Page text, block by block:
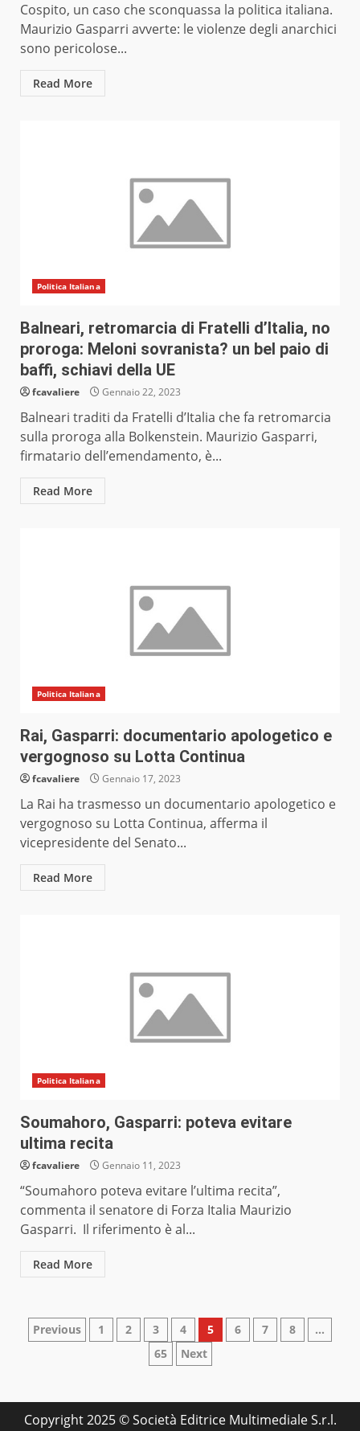
Cospito, un caso che sconquassa la politica italiana.
Maurizio Gasparri avverte: le violenze degli anarchici
sono pericolose...
Read More
Politica Italiana
Balneari, retromarcia di Fratelli d’Italia, no
proroga: Meloni sovranista? un bel paio di
baffi, schiavi della UE
fcavaliere Gennaio 22, 2023
Balneari traditi da Fratelli d’Italia che fa retromarcia
sulla proroga alla Bolkenstein. Maurizio Gasparri,
firmatario dell’emendamento, è...
Read More
Politica Italiana
Rai, Gasparri: documentario apologetico e
vergognoso su Lotta Continua
fcavaliere Gennaio 17, 2023
La Rai ha trasmesso un documentario apologetico e
vergognoso su Lotta Continua, afferma il
vicepresidente del Senato...
Read More
Politica Italiana
Soumahoro, Gasparri: poteva evitare
ultima recita
fcavaliere Gennaio 11, 2023
“Soumahoro poteva evitare l’ultima recita”,
commenta il senatore di Forza Italia Maurizio
Gasparri. Il riferimento è al...
Read More
Paginazione
articoli
Previous 1 2 3 4 5 6 7 8
…
65
Next
Copyright 2025 © Società Editrice Multimediale S.r.l.